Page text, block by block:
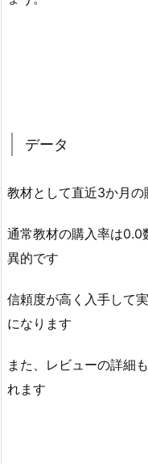
データ
教材として直近3か月
通常教材の購入率は0.0
異的です
信頼度が高く入手して
になります
また、レビューの詳細
れます